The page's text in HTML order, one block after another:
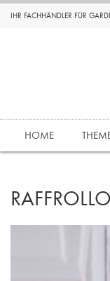
IHR FACHHÄNDLER FÜR
HOME